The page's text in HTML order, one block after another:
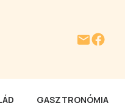
GASZTRONÓMIA